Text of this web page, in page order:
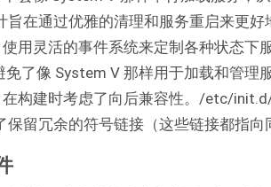
旨在通过优雅的清理和服务重启来更好
用灵活的事件系统来定制各种状态下
免了像 System V 那样用于加载和管理
构建时考虑了向后兼容性。/etc/
保留冗余的符号链接（这些链接都指向